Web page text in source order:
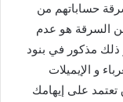
حساباتهم من
السرقة هو عدم
مذكور في بنود
و الإيميلات
تعتمد على إيهامك